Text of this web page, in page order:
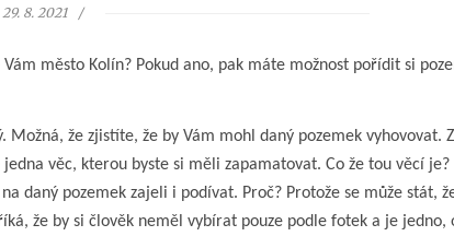
29. 8. 2021
město Kolín? Pokud ano, pak máte možnost pořídit si
že zjistíte, že by Vám mohl daný pozemek vyhovovat.
věc, kterou byste si měli zapamatovat. Co že tou věcí
pozemek zajeli i podívat. Proč? Protože se může stát,
že by si člověk neměl vybírat pouze podle fotek a je jedno,